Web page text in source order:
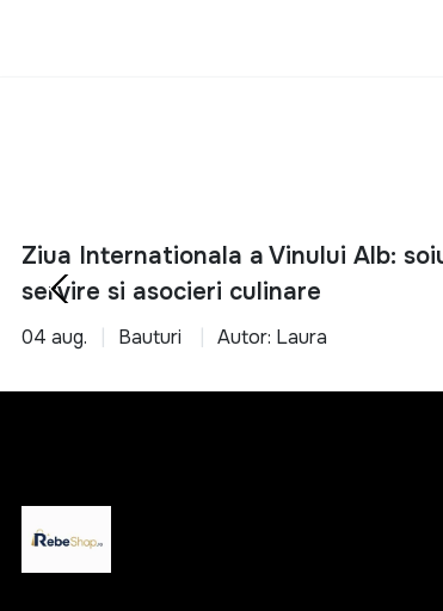
400W
550-750W
550W
810W
850W
Ziua Internationala a Vinului Alb:
servire si asocieri culinare
04 aug. Bauturi Autor: Laura